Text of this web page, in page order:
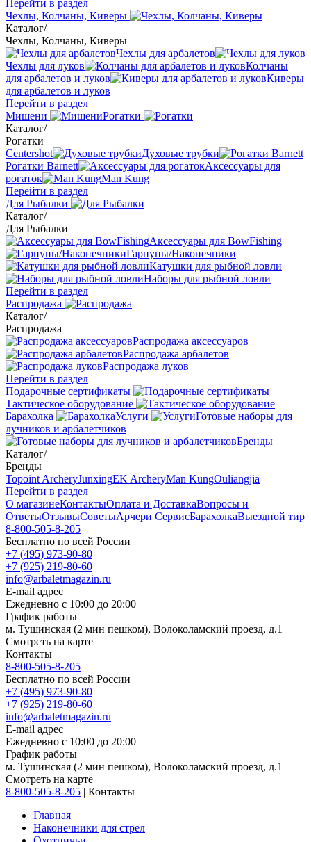
Перейти в раздел
Чехлы, Колчаны, Киверы
Каталог/
Чехлы, Колчаны, Киверы
Чехлы для арбалетов
Чехлы для луков
Колчаны
для арбалетов и луков
Киверы
для арбалетов и луков
Перейти в раздел
Мишени
Рогатки
Каталог/
Рогатки
Centershot
Духовые трубки
Рогатки Barnett
Аксессуары для
рогаток
Man Kung
Перейти в раздел
Для Рыбалки
Каталог/
Для Рыбалки
Аксессуары для BowFishing
Гарпуны/Наконечники
Катушки для рыбной ловли
Наборы для рыбной ловли
Перейти в раздел
Распродажа
Каталог/
Распродажа
Распродажа аксессуаров
Распродажа арбалетов
Распродажа луков
Перейти в раздел
Подарочные сертификаты
Тактическое оборудование
Барахолка
Услуги
Готовые наборы для
лучников и арбалетчиков
Бренды
Каталог/
Бренды
Topoint ArcheryJunxingEK ArcheryMan KungOuliangjia
Перейти в раздел
О магазинеКонтактыОплата и ДоставкаВопросы и
ОтветыОтзывыСоветыАрчери СервисБарахолкаВыездной тир
8-800-505-8-205
Бесплатно по всей России
+7 (495) 973-90-80
+7 (925) 219-80-60
info@arbaletmagazin.ru
E-mail адрес
Ежедневно с 10:00 до 20:00
График работы
м. Тушинская (2 мин пешком), Волоколамский проезд, д.1
Смотреть на карте
Контакты
8-800-505-8-205
Бесплатно по всей России
+7 (495) 973-90-80
+7 (925) 219-80-60
info@arbaletmagazin.ru
E-mail адрес
Ежедневно с 10:00 до 20:00
График работы
м. Тушинская (2 мин пешком), Волоколамский проезд, д.1
Смотреть на карте
8-800-505-8-205 | Контакты
Главная
Наконечники для стрел